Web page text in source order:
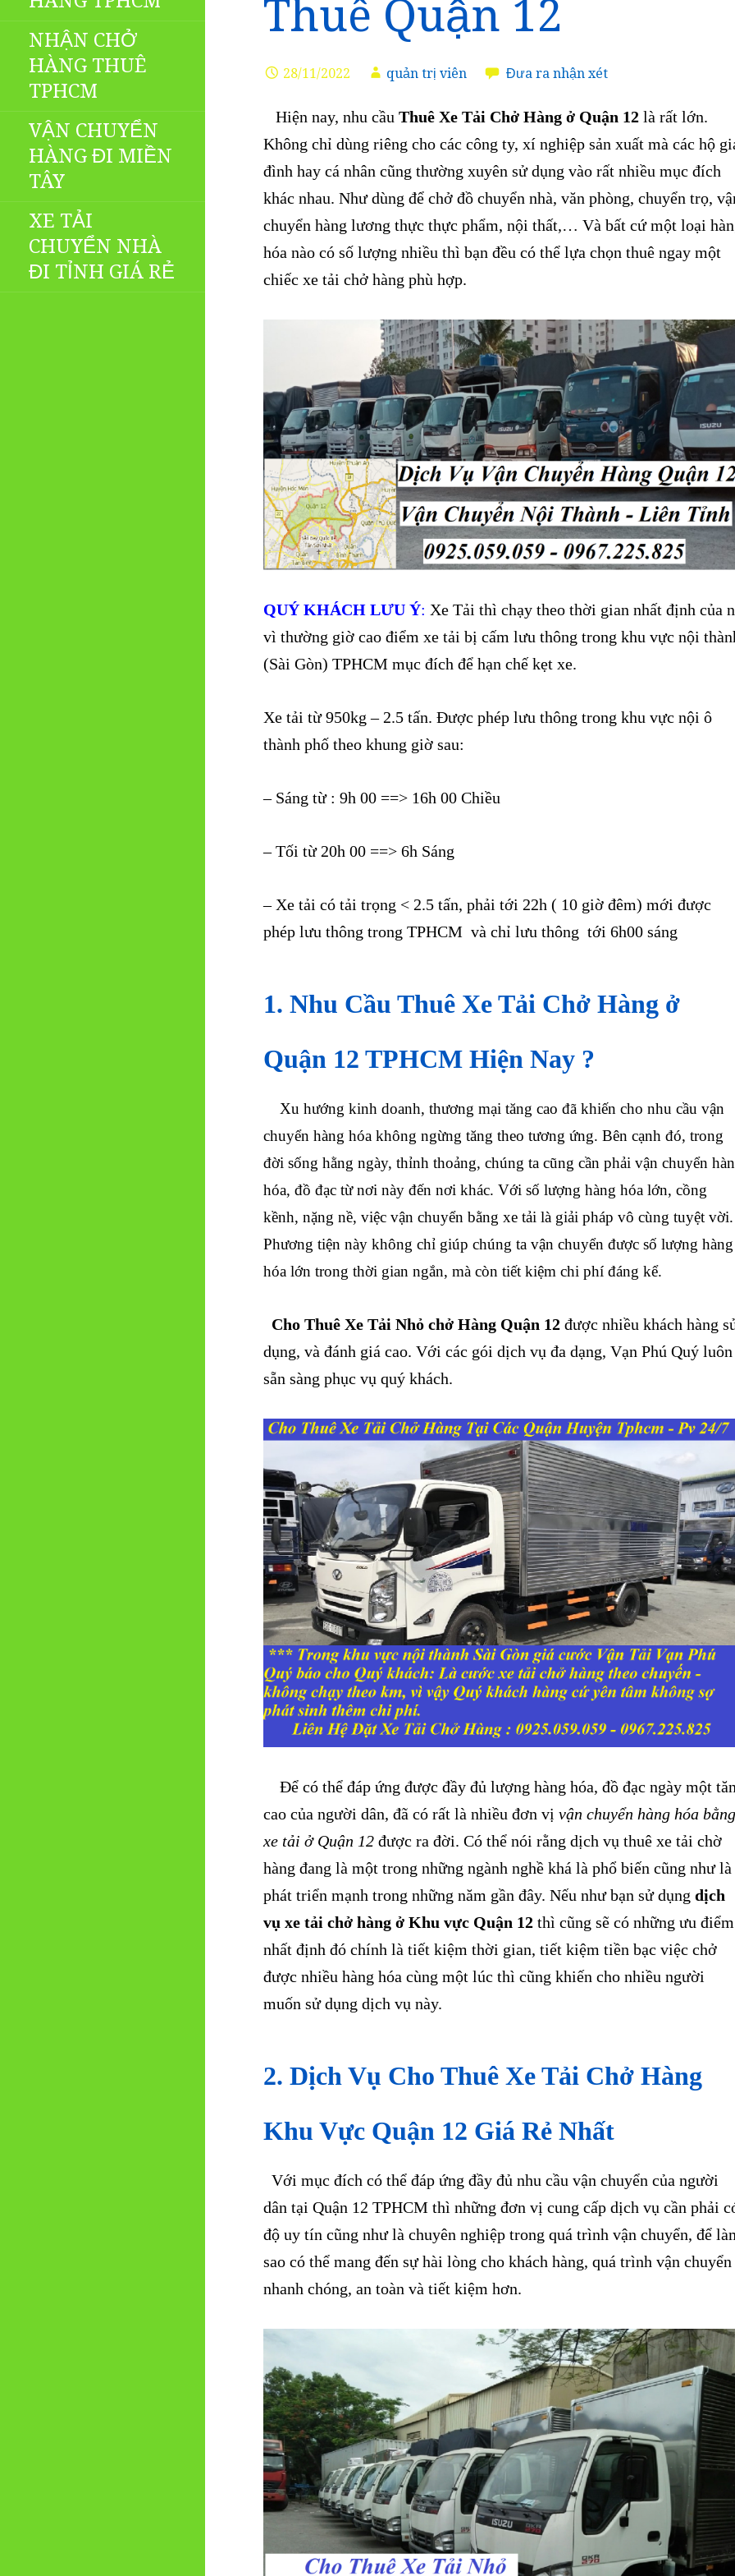
NHẬN CHỞ
HÀNG THUÊ
TPHCM
VẬN CHUYỂN
HÀNG ĐI MIỀN
TÂY
XE TẢI
CHUYỂN NHÀ
ĐI TỈNH GIÁ RẺ
Thuê Quận 12
28/11/2022 quản trị viên Đưa ra nhận xét
Hiện nay, nhu cầu Thuê Xe Tải Chở Hàng ở Quận 12 là rất lớn.
Không chỉ dùng riêng cho các công ty, xí nghiệp sản xuất mà các hộ
đình hay cá nhân cũng thường xuyên sử dụng vào rất nhiều mục đích
khác nhau. Như dùng để chở đồ chuyển nhà, văn phòng, chuyển trọ,
chuyển hàng lương thực thực phẩm, nội thất,… Và bất cứ một loại
hóa nào có số lượng nhiều thì bạn đều có thể lựa chọn thuê ngay một
chiếc xe tải chở hàng phù hợp.
QUÝ KHÁCH LƯU Ý: Xe Tải thì chạy theo thời gian nhất định của
vì thường giờ cao điểm xe tải bị cấm lưu thông trong khu vực nội
(Sài Gòn) TPHCM mục đích để hạn chế kẹt xe.
Xe tải từ 950kg – 2.5 tấn. Được phép lưu thông trong khu vực nội ô
thành phố theo khung giờ sau:
– Sáng từ : 9h 00 ==> 16h 00 Chiều
– Tối từ 20h 00 ==> 6h Sáng
– Xe tải có tải trọng < 2.5 tấn, phải tới 22h ( 10 giờ đêm) mới được
phép lưu thông trong TPHCM và chỉ lưu thông tới 6h00 sáng
1. Nhu Cầu Thuê Xe Tải Chở Hàng ở
Quận 12 TPHCM Hiện Nay ?
Xu hướng kinh doanh, thương mại tăng cao đã khiến cho nhu cầu vận
chuyển hàng hóa không ngừng tăng theo tương ứng. Bên cạnh đó, trong
đời sống hằng ngày, thỉnh thoảng, chúng ta cũng cần phải vận chuyển
hóa, đồ đạc từ nơi này đến nơi khác. Với số lượng hàng hóa lớn, cồng
kềnh, nặng nề, việc vận chuyển bằng xe tải là giải pháp vô cùng tuyệt vời.
Phương tiện này không chỉ giúp chúng ta vận chuyển được số lượng hàng
hóa lớn trong thời gian ngắn, mà còn tiết kiệm chi phí đáng kể.
Cho Thuê Xe Tải Nhỏ chở Hàng Quận 12 được nhiều khách hàng
dụng, và đánh giá cao. Với các gói dịch vụ đa dạng, Vạn Phú Quý luôn
sẵn sàng phục vụ quý khách.
Để có thể đáp ứng được đầy đủ lượng hàng hóa, đồ đạc ngày một
cao của người dân, đã có rất là nhiều đơn vị vận chuyển hàng hóa bằng
xe tải ở Quận 12 được ra đời. Có thể nói rằng dịch vụ thuê xe tải chờ
hàng đang là một trong những ngành nghề khá là phổ biến cũng như là
phát triển mạnh trong những năm gần đây. Nếu như bạn sử dụng dịch
vụ xe tải chở hàng ở Khu vực Quận 12 thì cũng sẽ có những ưu điểm
nhất định đó chính là tiết kiệm thời gian, tiết kiệm tiền bạc việc chở
được nhiều hàng hóa cùng một lúc thì cũng khiến cho nhiều người
muốn sử dụng dịch vụ này.
2. Dịch Vụ Cho Thuê Xe Tải Chở Hàng
Khu Vực Quận 12 Giá Rẻ Nhất
Với mục đích có thể đáp ứng đầy đủ nhu cầu vận chuyển của người
dân tại Quận 12 TPHCM thì những đơn vị cung cấp dịch vụ cần phải
độ uy tín cũng như là chuyên nghiệp trong quá trình vận chuyển, để
sao có thể mang đến sự hài lòng cho khách hàng, quá trình vận chuyển
nhanh chóng, an toàn và tiết kiệm hơn.